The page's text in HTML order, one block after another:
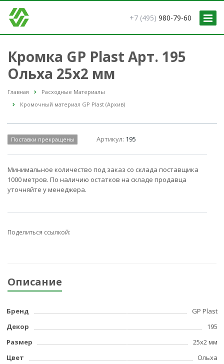
+7 (495) 980-79-60
Кромка GP Plast Арт. 195
Ольха 25x2 мм
Главная
Расходные Материалы
Кромочный материал GP Plast (Архив)
Поставки прекращены Артикул: 195
Минимальное количество под заказ со склада поставщика
1000 метров. По наличию остатков на складе продавца
уточняйте у менеджера.
Поделиться ссылкой:
Описание
Бренд
GP Plast
Декор
195
Размер
25x2 мм
Цвет
Ольха